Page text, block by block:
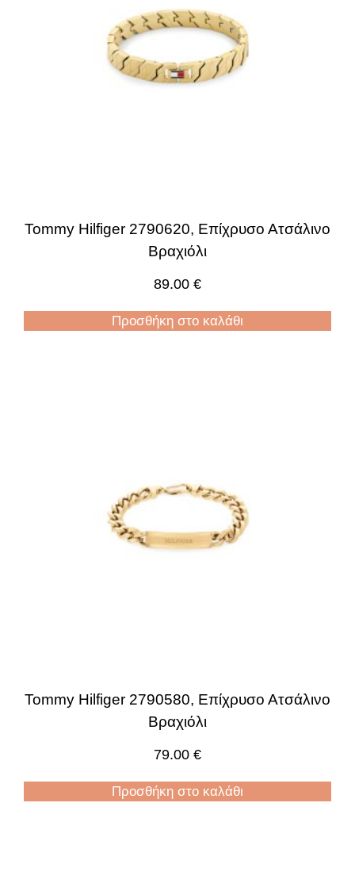
Tommy Hilfiger 2790620, Επίχρυσο Ατσάλινο
Βραχιόλι
89.00 €
Προσθήκη στο καλάθι
Tommy Hilfiger 2790580, Επίχρυσο Ατσάλινο
Βραχιόλι
79.00 €
Προσθήκη στο καλάθι